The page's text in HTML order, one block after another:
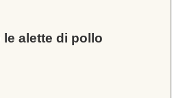
le alette di pollo